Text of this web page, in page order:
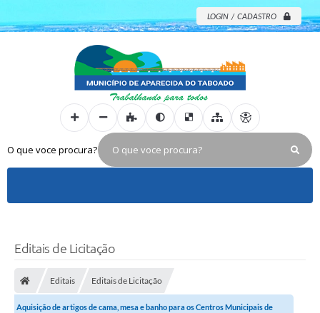
LOGIN / CADASTRO
O que voce procura?
Editais de Licitação
Editais Editais de Licitação
Aquisição de artigos de cama, mesa e banho para os Centros Municipais de